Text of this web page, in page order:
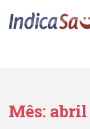
Mês: abril